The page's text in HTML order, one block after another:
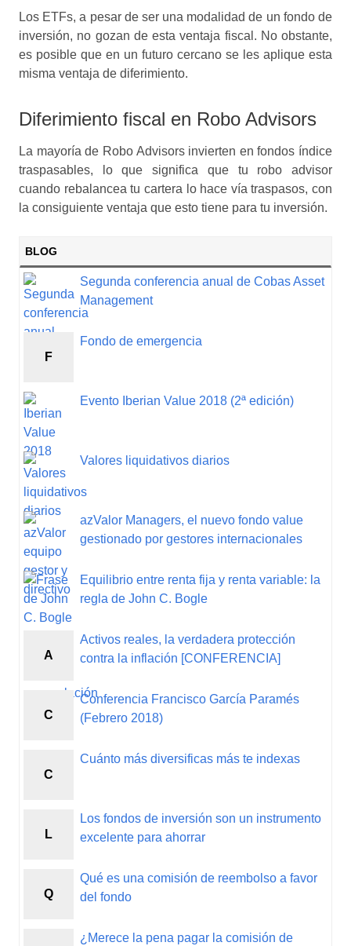
Los ETFs, a pesar de ser una modalidad de un fondo de
inversión, no gozan de esta ventaja fiscal. No obstante,
es posible que en un futuro cercano se les aplique esta
misma ventaja de diferimiento.
Diferimiento fiscal en Robo Advisors
La mayoría de Robo Advisors invierten en fondos índice
traspasables, lo que significa que tu robo advisor
cuando rebalancea tu cartera lo hace vía traspasos, con
la consiguiente ventaja que esto tiene para tu inversión.
BLOG
Segunda conferencia anual de Cobas Asset
Management
F
Fondo de emergencia
Evento Iberian Value 2018 (2ª edición)
Valores liquidativos diarios
azValor Managers, el nuevo fondo value
gestionado por gestores internacionales
Equilibrio entre renta fija y renta variable: la
regla de John C. Bogle
A
Activos reales, la verdadera protección
contra la inflación [CONFERENCIA]
C
Conferencia Francisco García Paramés
(Febrero 2018)
C
Cuánto más diversificas más te indexas
L
Los fondos de inversión son un instrumento
excelente para ahorrar
Q
Qué es una comisión de reembolso a favor
del fondo
¿Merece la pena pagar la comisión de